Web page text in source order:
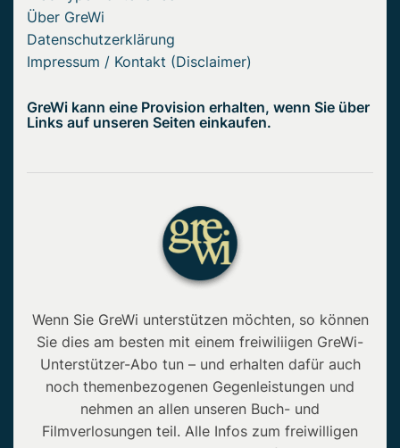
Über GreWi
Datenschutzerklärung
Impressum / Kontakt (Disclaimer)
GreWi kann eine Provision erhalten, wenn Sie über
Links auf unseren Seiten einkaufen.
Wenn Sie GreWi unterstützen möchten, so können
Sie dies am besten mit einem freiwiliigen GreWi-
Unterstützer-Abo tun – und erhalten dafür auch
noch themenbezogenen Gegenleistungen und
nehmen an allen unseren Buch- und
Filmverlosungen teil. Alle Infos zum freiwilligen